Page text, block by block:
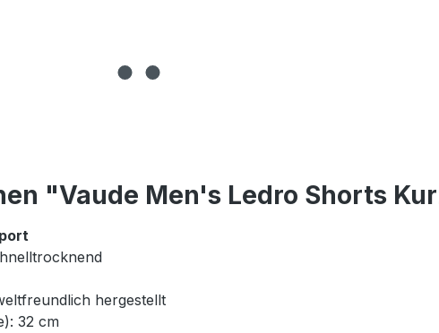
"Vaude Men's Ledro Shorts
hergestellt
32 cm